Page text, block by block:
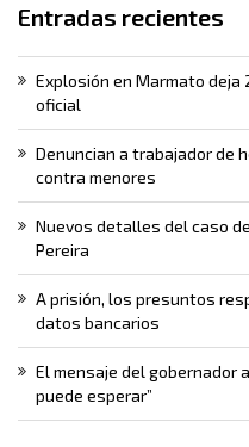
Entradas recientes
Explosión en Marmato deja
oficial
Denuncian a trabajador de
contra menores
Nuevos detalles del caso
Pereira
A prisión, los presuntos
datos bancarios
El mensaje del gobernador
puede esperar”